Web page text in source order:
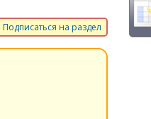
Подписаться на раздел